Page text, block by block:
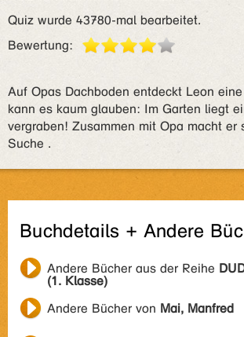
Quiz wurde 43780-mal bearbeitet.
Bewertung:
Auf Opas Dachboden entdeckt Leon
kann es kaum glauben: Im Garten liegt
vergraben! Zusammen mit Opa macht er
Suche .
Buchdetails + Andere
Andere Bücher aus der Reihe
(1. Klasse)
Andere Bücher von Mai, Manfred